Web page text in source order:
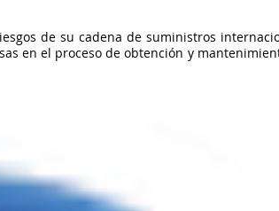
de su cadena de suministros
en el proceso de obtención y